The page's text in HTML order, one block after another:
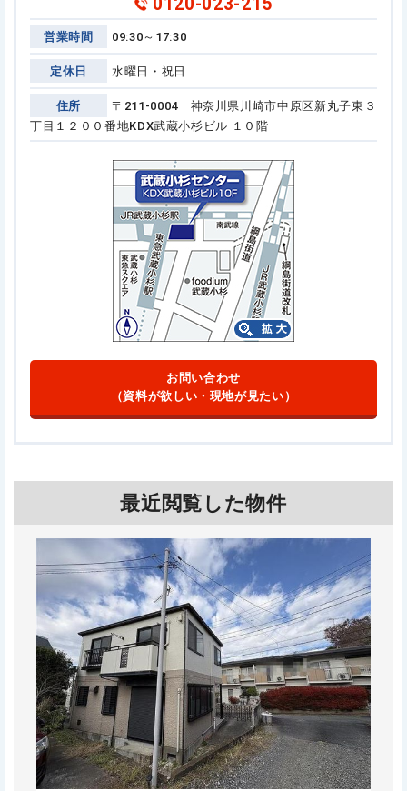
営業時間 09:30～17:30
定休日 水曜日・祝日
住所
〒211-0004 神奈川県川崎市中原区新丸子東３
丁目１２００番地KDX武蔵小杉ビル １０階
お問い合わせ
（資料が欲しい・現地が見たい）
最近閲覧した物件